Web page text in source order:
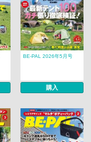
BE-PAL 2026年5月号
購入